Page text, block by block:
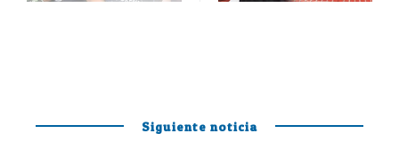
Siguiente noticia